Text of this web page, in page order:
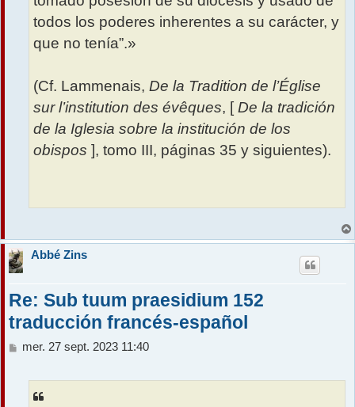
todos los poderes inherentes a su carácter, y
que no tenía”.»
(Cf. Lammenais, De la Tradition de l’Église
sur l’institution des évêques, [De la tradición
de la Iglesia sobre la institución de los
obispos ], tomo III, páginas 35 y siguientes).
Abbé Zins
Re: Sub tuum praesidium 152
traducción francés-español
M
mer. 27 sept. 2023 11:40